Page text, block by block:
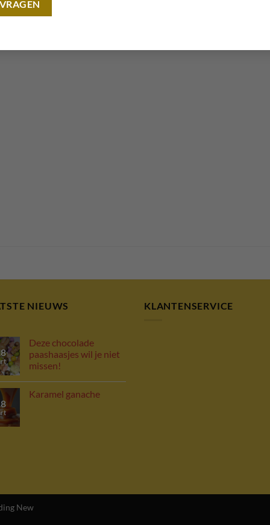
NIEUWS
Deze chocolade
paashaasjes wil je niet
missen!
Karamel ganache
KLANTENSERVICE
New